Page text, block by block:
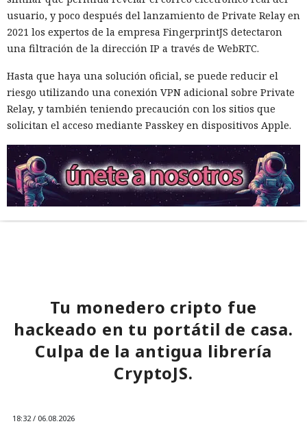
usuario, y poco después del lanzamiento de Private Relay en
2021 los expertos de la empresa FingerprintJS detectaron
una filtración de la dirección IP a través de WebRTC.
Hasta que haya una solución oficial, se puede reducir el
riesgo utilizando una conexión VPN adicional sobre Private
Relay, y también teniendo precaución con los sitios que
solicitan el acceso mediante Passkey en dispositivos Apple.
Tu monedero cripto fue
hackeado en tu portátil de casa.
Culpa de la antigua librería
CryptoJS.
18:32 / 06.08.2026